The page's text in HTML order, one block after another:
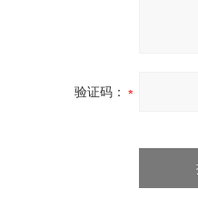
验证码：